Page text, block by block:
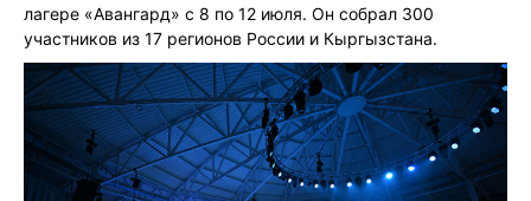
лагере «Авангард» с 8 по 12 июля. Он собрал 300
участников из 17 регионов России и Кыргызстана.